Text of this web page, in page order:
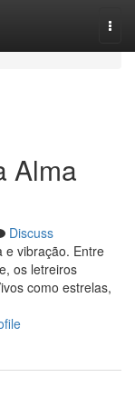
Alma
Discuss
e vibração. Entre
os letreiros
como estrelas,